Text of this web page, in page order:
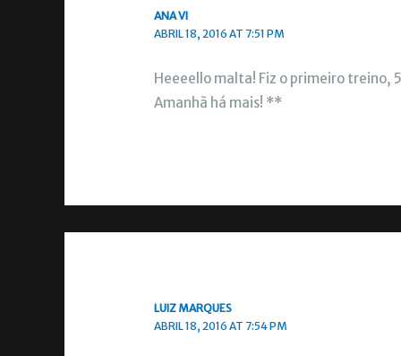
ANA VI
ABRIL 18, 2016 AT 7:51 PM
Heeeello malta! Fiz o primeiro treino,
Amanhã há mais! **
LUIZ MARQUES
ABRIL 18, 2016 AT 7:54 PM